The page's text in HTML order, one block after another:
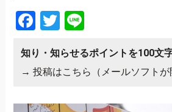
Facebook
Twitter
Line
知り・知らせるポイントを100文
→ 投稿はこちら（メールソフトが